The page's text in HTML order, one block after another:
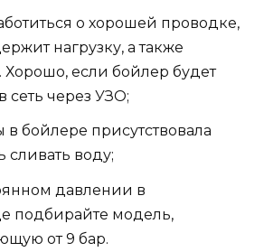
о хорошей проводке,
нагрузку, а также
Хорошо, если бойлер будет
сеть через УЗО;
в бойлере присутствовала
сливать воду;
давлении в
подбирайте модель,
от 9 бар.